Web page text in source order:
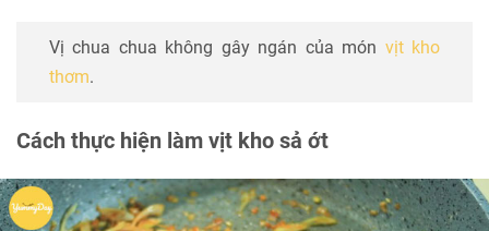
Vị chua chua không gây ngán của món vịt kho
thơm.
Cách thực hiện làm vịt kho sả ớt